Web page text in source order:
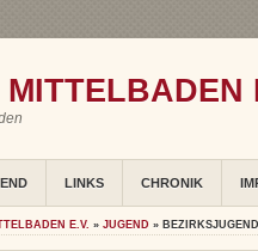
LINKS CHRONIK
E.V. » JUGEND »